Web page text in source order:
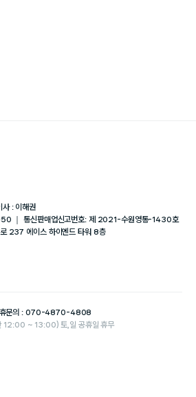
사 : 이해권
｜ 통신판매업신고번호: 제 2021-수원영통-1430호
237 에이스 하이엔드 타워 8층
문의 : 070-4870-4808
~ 13:00) 토,일 공휴일 휴무